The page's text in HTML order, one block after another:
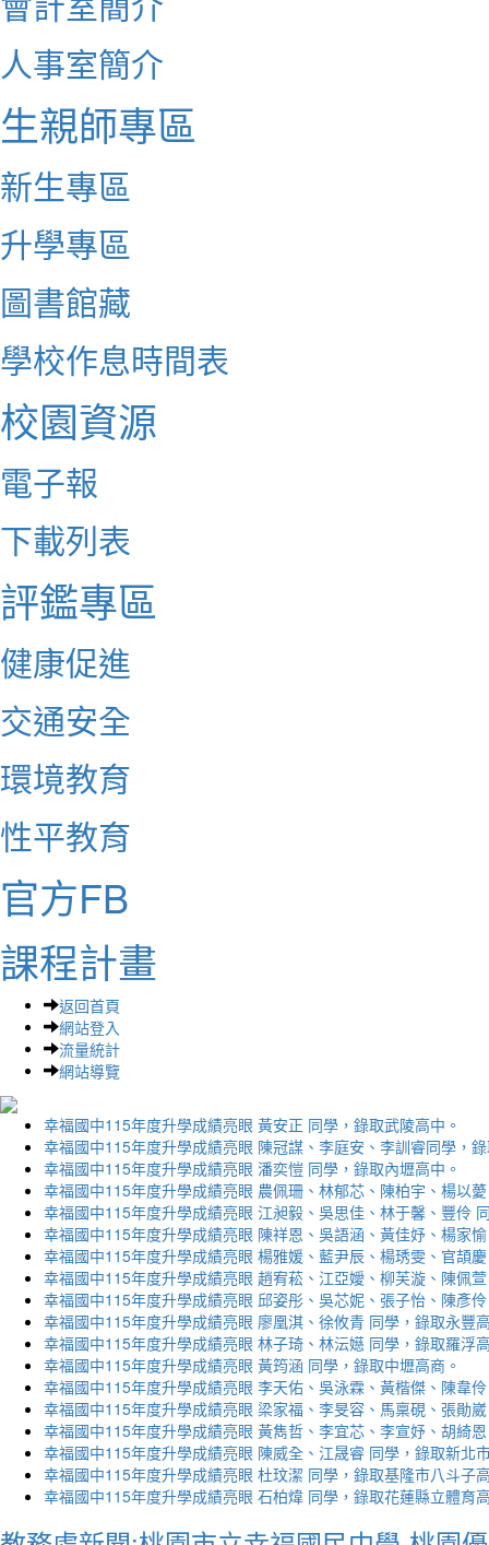
人事室簡介
生親師專區
新生專區
升學專區
圖書館藏
學校作息時間表
校園資源
電子報
下載列表
評鑑專區
健康促進
交通安全
環境教育
性平教育
官方FB
課程計畫
返回首頁
網站登入
流量統計
網站導覽
幸福國中115年度升學成績亮眼 黃安正 同學，錄取武陵高中。
幸福國中115年度升學成績亮眼 陳冠謀、李庭安、李訓睿同學，
幸福國中115年度升學成績亮眼 潘奕愷 同學，錄取內壢高中。
幸福國中115年度升學成績亮眼 農佩珊、林郁芯、陳柏宇、楊以
幸福國中115年度升學成績亮眼 江昶毅、吳思佳、林于馨、豐伶
幸福國中115年度升學成績亮眼 陳祥恩、吳語涵、黃佳妤、楊家
幸福國中115年度升學成績亮眼 楊雅媛、藍尹辰、楊琇雯、官頡
幸福國中115年度升學成績亮眼 趙宥菘、江亞嬡、柳芙漩、陳佩
幸福國中115年度升學成績亮眼 邱姿彤、吳芯妮、張子怡、陳彥
幸福國中115年度升學成績亮眼 廖凰淇、徐攸青 同學，錄取永豐
幸福國中115年度升學成績亮眼 林子琦、林沄嬨 同學，錄取羅浮
幸福國中115年度升學成績亮眼 黃筠涵 同學，錄取中壢高商。
幸福國中115年度升學成績亮眼 李天佑、吳泳霖、黃楷傑、陳韋
幸福國中115年度升學成績亮眼 梁家福、李旻容、馬稟硯、張勛
幸福國中115年度升學成績亮眼 黃雋哲、李宜芯、李宣妤、胡綺
幸福國中115年度升學成績亮眼 陳威全、江晟睿 同學，錄取新北
幸福國中115年度升學成績亮眼 杜玟潔 同學，錄取基隆市八斗子
幸福國中115年度升學成績亮眼 石柏煒 同學，錄取花蓮縣立體育